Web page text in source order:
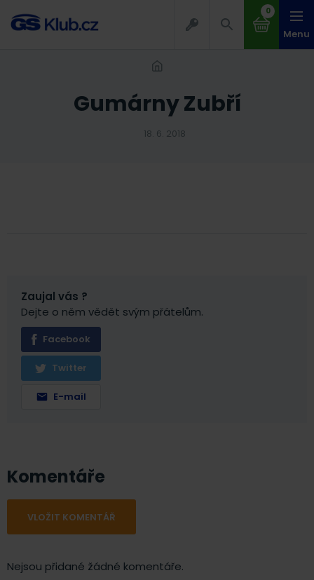
0
Menu
Gumárny Zubří
18. 6. 2018
Zaujal vás ?
Dejte o něm vědět svým přátelům.
Facebook
Twitter
E-mail
Komentáře
VLOŽIT KOMENTÁŘ
Nejsou přidané žádné komentáře.